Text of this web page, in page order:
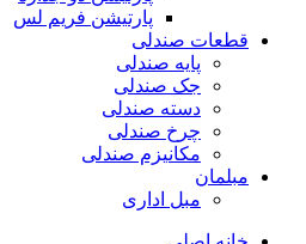
پارتیشن فریم لس
قطعات صندلی
پایه صندلی
جک صندلی
دسته صندلی
چرخ صندلی
مکانیزم صندلی
مبلمان
مبل اداری